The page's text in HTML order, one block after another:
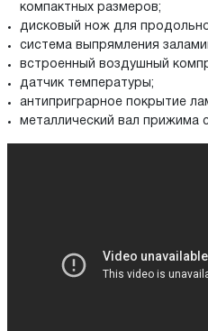
компактных размеров;
дисковый нож для
система выпрямления
встроенный воздушный
датчик температуры;
антиприграрное покрытие
металлический вал прижима